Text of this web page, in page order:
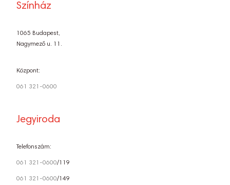
Színház
1065 Budapest,
Nagymező u. 11.
Központ:
061 321-0600
Jegyiroda
Telefonszám:
061 321-0600/119
061 321-0600/149